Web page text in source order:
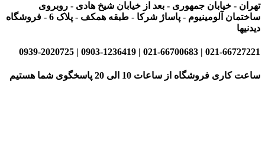
تهران - خیابان جمهوری - بعد از خیابان شیخ هادی - روبروی
ساختمان آلومینیوم - پاساژ شرکا - طبقه همکف - پلاک 6 - فروشگاه
دیدنیها
021-66727221 | 021-66700683 | 0903-1236419 | 0939-2020725
ساعت کاری فروشگاه از ساعات 10 الی 20 پاسخگوی شما هستیم